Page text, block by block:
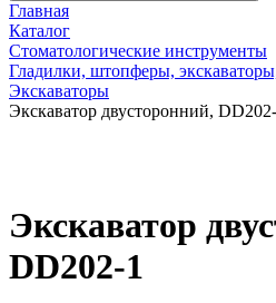
Главная
Каталог
Стоматологические инструменты
Гладилки, штопферы,
Экскаваторы
Экскаватор двусторонний,
Экскаватор
DD202-1